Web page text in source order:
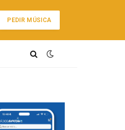
PEDIR MÚSICA